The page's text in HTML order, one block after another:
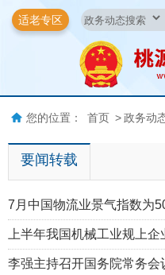
适老专区
您的位置： 首页 > 政务动
要闻转载
7月中国物流业景气指数为
上半年我国机械工业规上
李强主持召开国务院常务会